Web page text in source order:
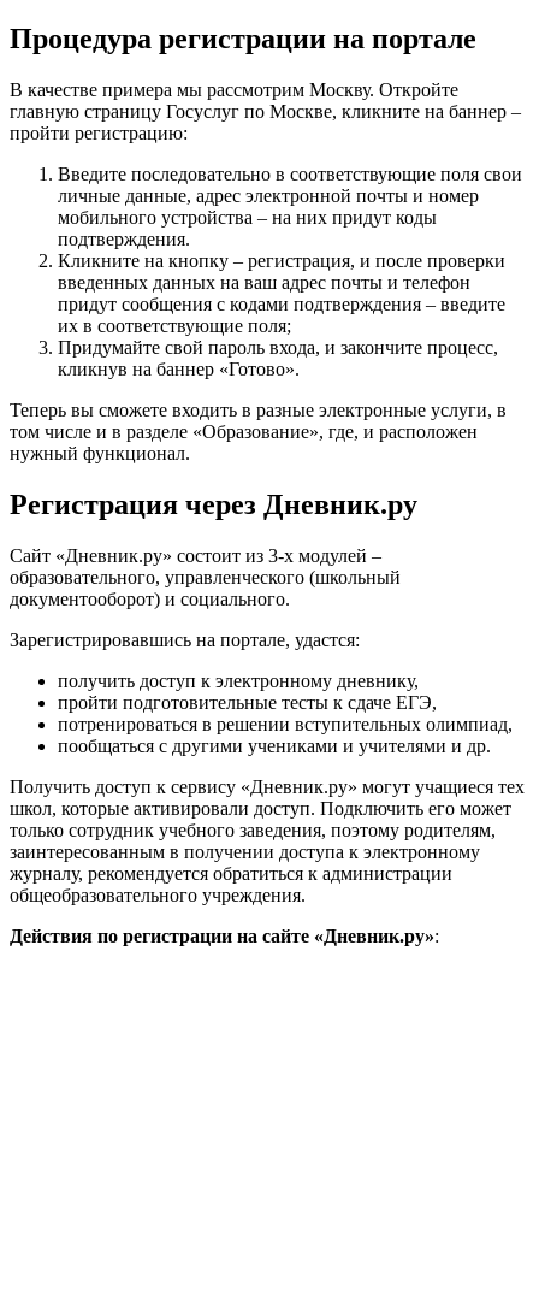
Процедура регистрации на портале
В качестве примера мы рассмотрим Москву. Откройте
главную страницу Госуслуг по Москве, кликните на баннер –
пройти регистрацию:
Введите последовательно в соответствующие поля свои
личные данные, адрес электронной почты и номер
мобильного устройства – на них придут коды
подтверждения.
Кликните на кнопку – регистрация, и после проверки
введенных данных на ваш адрес почты и телефон
придут сообщения с кодами подтверждения – введите
их в соответствующие поля;
Придумайте свой пароль входа, и закончите процесс,
кликнув на баннер «Готово».
Теперь вы сможете входить в разные электронные услуги, в
том числе и в разделе «Образование», где, и расположен
нужный функционал.
Регистрация через Дневник.ру
Сайт «Дневник.ру» состоит из 3-х модулей –
образовательного, управленческого (школьный
документооборот) и социального.
Зарегистрировавшись на портале, удастся:
получить доступ к электронному дневнику,
пройти подготовительные тесты к сдаче ЕГЭ,
потренироваться в решении вступительных олимпиад,
пообщаться с другими учениками и учителями и др.
Получить доступ к сервису «Дневник.ру» могут учащиеся тех
школ, которые активировали доступ. Подключить его может
только сотрудник учебного заведения, поэтому родителям,
заинтересованным в получении доступа к электронному
журналу, рекомендуется обратиться к администрации
общеобразовательного учреждения.
Действия по регистрации на сайте «Дневник.ру»: